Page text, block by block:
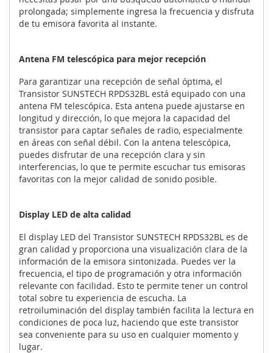
prolongada; simplemente ingresa la frecuencia y disfruta
de tu emisora favorita al instante.
Antena FM telescópica para mejor recepción
Para garantizar una recepción de señal óptima, el
Transistor SUNSTECH RPDS32BL está equipado con una
antena FM telescópica. Esta antena puede ajustarse en
longitud y dirección, lo que mejora la capacidad del
transistor para captar señales de radio, especialmente
en áreas con señal débil. Con la antena telescópica,
puedes disfrutar de una recepción clara y sin
interferencias, lo que te permite escuchar tus emisoras
favoritas con la mejor calidad de sonido posible.
Display LED de alta calidad
El display LED del Transistor SUNSTECH RPDS32BL es de
gran calidad y proporciona una visualización clara de la
información de la emisora sintonizada. Puedes ver la
frecuencia, el tipo de programación y otra información
relevante con facilidad. Esto te permite tener un control
total sobre tu experiencia de escucha. La
retroiluminación del display también facilita la lectura en
condiciones de poca luz, haciendo que este transistor
sea conveniente para su uso en cualquier momento y
lugar.